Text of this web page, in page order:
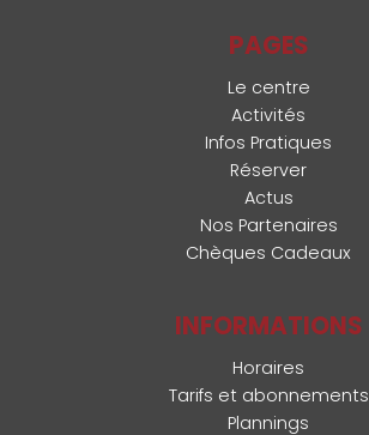
PAGES
Le centre
Activités
Infos Pratiques
Réserver
Actus
Nos Partenaires
Chèques Cadeaux
INFORMATIONS
Horaires
Tarifs et abonnements
Plannings